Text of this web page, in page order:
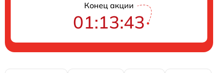
Конец акции
01:13:42